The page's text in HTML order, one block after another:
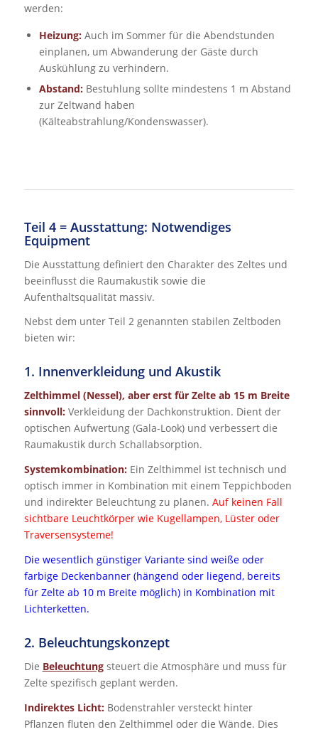
werden:
Heizung:Auch im Sommer für die Abendstunden
einplanen, um Abwanderung der Gäste durch
Auskühlung zu verhindern.
Abstand:Bestuhlung sollte mindestens 1 m Abstand
zur Zeltwand haben
(Kälteabstrahlung/Kondenswasser).
Teil 4 = Ausstattung: Notwendiges
Equipment
Die Ausstattung definiert den Charakter des Zeltes und
beeinflusst die Raumakustik sowie die
Aufenthaltsqualität massiv.
Nebst dem unter Teil 2 genannten stabilen Zeltboden
bieten wir:
1. Innenverkleidung und Akustik
Zelthimmel (Nessel), aber erst für Zelte ab 15 m Breite
sinnvoll:Verkleidung der Dachkonstruktion. Dient der
optischen Aufwertung (Gala-Look) und verbessert die
Raumakustik durch Schallabsorption.
Systemkombination:Ein Zelthimmel ist technisch und
optisch immer in Kombination mit einem Teppichboden
und indirekter Beleuchtung zu planen. Auf keinen Fall
sichtbare Leuchtkörper wie Kugellampen, Lüster oder
Traversensysteme!
Die wesentlich günstiger Variante sind weiße oder
farbige Deckenbanner (hängend oder liegend, bereits
für Zelte ab 10 m Breite möglich) in Kombination mit
Lichterketten.
2. Beleuchtungskonzept
Die Beleuchtungsteuert die Atmosphäre und muss für
Zelte spezifisch geplant werden.
Indirektes Licht:Bodenstrahler versteckt hinter
Pflanzen fluten den Zelthimmel oder die Wände. Dies